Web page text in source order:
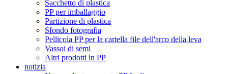
Sacchetto di plastica
PP per imballaggio
Partizione di plastica
Sfondo fotografia
Pellicola PP per la cartella file dell'arco della leva
Vassoi di semi
Altri prodotti in PP
notizia